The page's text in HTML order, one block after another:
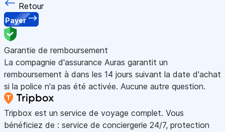
Retour
Payer
Garantie de remboursement
La compagnie d'assurance Auras garantit un
remboursement à dans les 14 jours suivant la date d'achat
si la police n'a pas été activée. Aucune autre question.
Tripbox est un service de voyage complet. Vous
bénéficiez de : service de conciergerie 24/7, protection